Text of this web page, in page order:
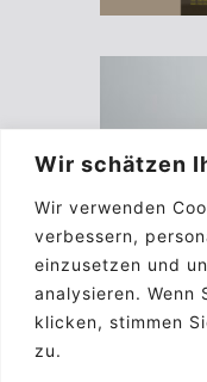
Wir schätzen
Wir verwenden
verbessern,
einzusetzen und
analysieren. Wenn
klicken, stimmen
zu.